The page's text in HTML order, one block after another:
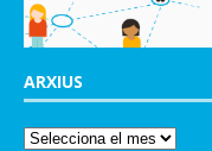
ARXIUS